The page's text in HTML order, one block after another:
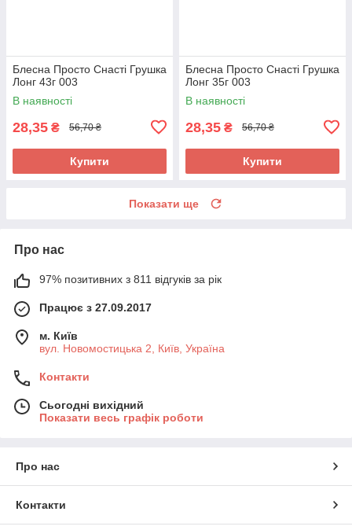
Блесна Просто Снасті Грушка
Лонг 43г 003
В наявності
28,35 ₴ 56,70 ₴
Купити
Блесна Просто Снасті Грушка
Лонг 35г 003
В наявності
28,35 ₴ 56,70 ₴
Купити
Показати ще
Про нас
97% позитивних з 811 відгуків за рік
Працює з 27.09.2017
м. Київ
вул. Новомостицька 2, Київ, Україна
Контакти
Сьогодні вихідний
Показати весь графік роботи
Про нас
Контакти